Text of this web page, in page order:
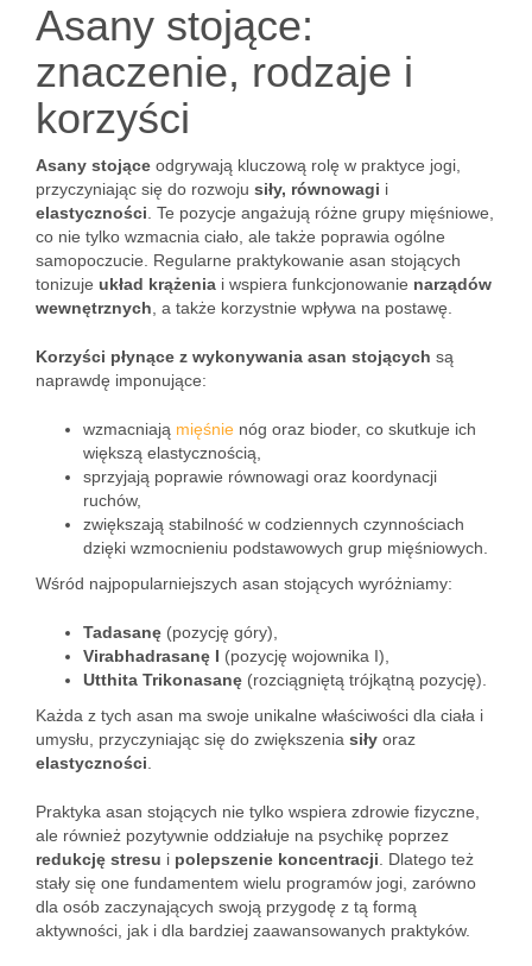
Asany stojące:
znaczenie, rodzaje i
korzyści
Asany stojące odgrywają kluczową rolę w praktyce jogi,
przyczyniając się do rozwoju siły, równowagi i
elastyczności . Te pozycje angażują różne grupy mięśniowe,
co nie tylko wzmacnia ciało, ale także poprawia ogólne
samopoczucie. Regularne praktykowanie asan stojących
tonizuje układ krążenia i wspiera funkcjonowanie narządów
wewnętrznych , a także korzystnie wpływa na postawę.
Korzyści płynące z wykonywania asan stojących są
naprawdę imponujące:
wzmacniają mięśnie nóg oraz bioder, co skutkuje ich
większą elastycznością,
sprzyjają poprawie równowagi oraz koordynacji
ruchów,
zwiększają stabilność w codziennych czynnościach
dzięki wzmocnieniu podstawowych grup mięśniowych.
Wśród najpopularniejszych asan stojących wyróżniamy:
Tadasanę (pozycję góry),
Virabhadrasanę I (pozycję wojownika I),
Utthita Trikonasanę (rozciągniętą trójkątną pozycję).
Każda z tych asan ma swoje unikalne właściwości dla ciała i
umysłu, przyczyniając się do zwiększenia siły oraz
elastyczności
Praktyka asan stojących nie tylko wspiera zdrowie fizyczne,
ale również pozytywnie oddziałuje na psychikę poprzez
redukcję stresu i polepszenie koncentracji . Dlatego też
stały się one fundamentem wielu programów jogi, zarówno
dla osób zaczynających swoją przygodę z tą formą
aktywności, jak i dla bardziej zaawansowanych praktyków.